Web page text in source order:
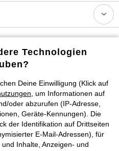
bonprix auf
MwSt. und zzgl.
Service- &
Einstellungen Impressum
Technologien
Deine Einwilligung (Klick auf
, um Informationen auf
oder abzurufen (IP-Adresse,
Geräte-Kennungen). Die
der Identifikation auf Drittseiten
E-Mail-Adressen), für
Inhalte, Anzeigen- und